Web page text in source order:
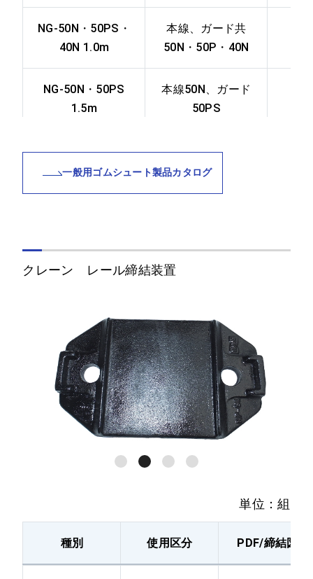
30-75
30A FW＝75
50NL-65
等辺アングル
FW＝65
FW＝75
NG-50N・50PS・
40N 1.0m
本線、ガード共
50N・50P・40N
NG-50N・50PS
1.5m
本線50N、ガード
50PS
NG-50N・50PS
1.0m
本線50N、ガード
50PS
NG-40N・50PS
本線40N、ガード
NG-40N・37
1.5m
本線40N、ガード
37A
NG-40N・37
1.0m
本線40N、ガード
37A
NG-37 1.5m
本線、ガード共
NG-37 1.0m
一般用ゴムシュート製品カタログ
クレーン レール締結装置
単位：組
種別 使用区分 PDF/締結図